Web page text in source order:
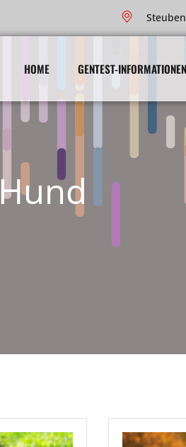
HOME GENTEST-INFORMATIONEN
Hund